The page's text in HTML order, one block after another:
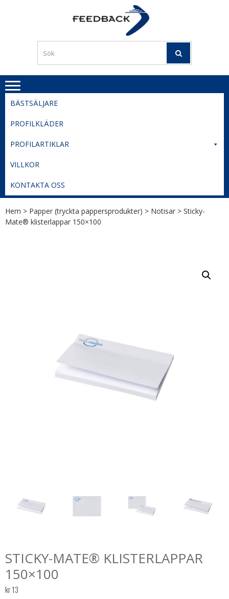
TIL
BESTE
PRISER
BÄSTSÄLJARE
PROFILKLÄDER
PROFILARTIKLAR
VILLKOR
KONTAKTA OSS
Hem > Papper (tryckta pappersprodukter) > Notisar > Sticky-
Mate® klisterlappar 150×100
STICKY-MATE® KLISTERLAPPAR
150×100
kr13